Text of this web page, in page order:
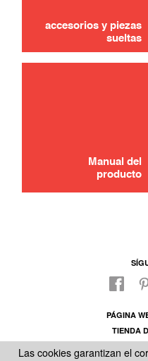
accesorios y piezas
sueltas
Manual del
producto
PÁGINA
TIENDA
Las cookies garantizan el